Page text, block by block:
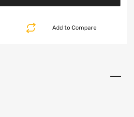
Add to Compare